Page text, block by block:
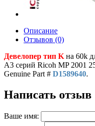
Описание
Отзывов (0)
Девелопер тип K на 60k
A3 серий Ricoh MP 2001
Genuine Part # D1589640.
Написать отзыв
Ваше имя: